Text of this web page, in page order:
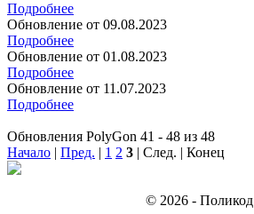
Подробнее
Обновление от 09.08.2023
Подробнее
Обновление от 01.08.2023
Подробнее
Обновление от 11.07.2023
Подробнее
Обновления PolyGon 41 - 48 из 48
Начало | Пред. | 1 2 3 | След. | Конец
© 2026 - Поликод